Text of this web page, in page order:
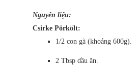
Nguyên liệu:
Csirke Pörkölt:
1/2 con gà (khoảng 600g).
2 Tbsp dầu ăn.